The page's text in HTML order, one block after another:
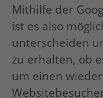
Mithilfe der
ist es also
unterscheiden
zu erhalten, ob
um einen